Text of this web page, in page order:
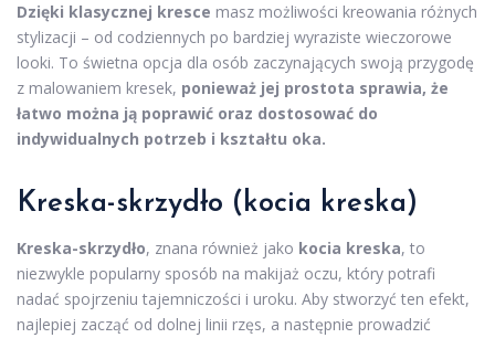
Dzięki klasycznej kresce masz możliwości kreowania różnych
stylizacji – od codziennych po bardziej wyraziste wieczorowe
looki. To świetna opcja dla osób zaczynających swoją przygodę
z malowaniem kresek, ponieważ jej prostota sprawia, że
łatwo można ją poprawić oraz dostosować do
indywidualnych potrzeb i kształtu oka.
Kreska-skrzydło (kocia kreska)
Kreska-skrzydło, znana również jako kocia kreska, to
niezwykle popularny sposób na makijaż oczu, który potrafi
nadać spojrzeniu tajemniczości i uroku. Aby stworzyć ten efekt,
najlepiej zacząć od dolnej linii rzęs, a następnie prowadzić